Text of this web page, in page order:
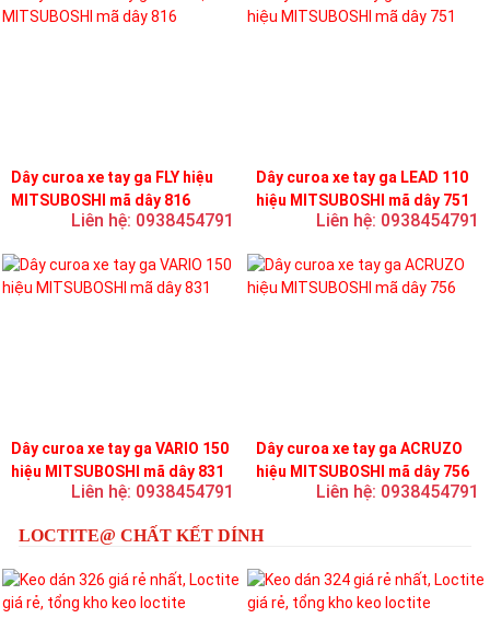
Dây curoa xe tay ga FLY hiệu
MITSUBOSHI mã dây 816
Liên hệ: 0938454791
Dây curoa xe tay ga LEAD 110
hiệu MITSUBOSHI mã dây 751
Liên hệ: 0938454791
Dây curoa xe tay ga VARIO 150
hiệu MITSUBOSHI mã dây 831
Liên hệ: 0938454791
Dây curoa xe tay ga ACRUZO
hiệu MITSUBOSHI mã dây 756
Liên hệ: 0938454791
LOCTITE@ CHẤT KẾT DÍNH